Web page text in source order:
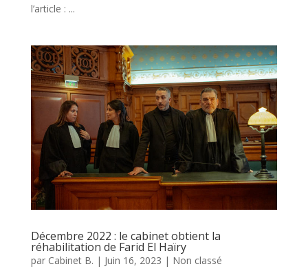
l’article : ...
Décembre 2022 : le cabinet obtient la
réhabilitation de Farid El Haïry
par Cabinet B. | Juin 16, 2023 | Non classé